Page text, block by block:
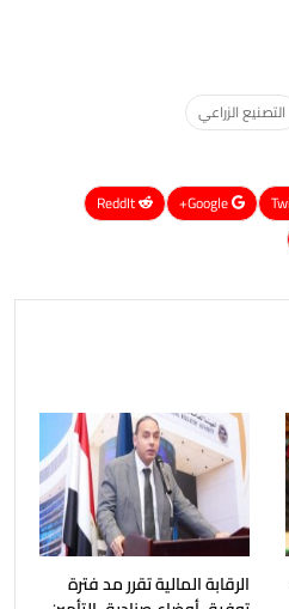
التصنيع الزراعي
Google+
ReddIt
الرقابة المالية تقرر مد فترة